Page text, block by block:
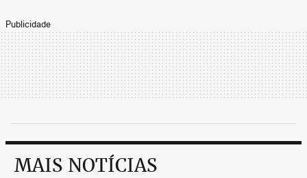
Publicidade
MAIS NOTÍCIAS